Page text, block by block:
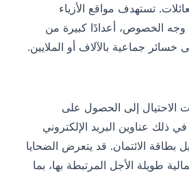
تستهدف مواقع الأزياء
وجه الخصوص، أعدادًا كبيرة من
جماعية بالآلاف أو الملايين.
الاحتيال إلى الحصول على
ذلك عناوين البريد الإلكتروني
بطاقة الائتمان. قد يتعرض الضحايا
طويلة الأجل المرتبطة بها، بما